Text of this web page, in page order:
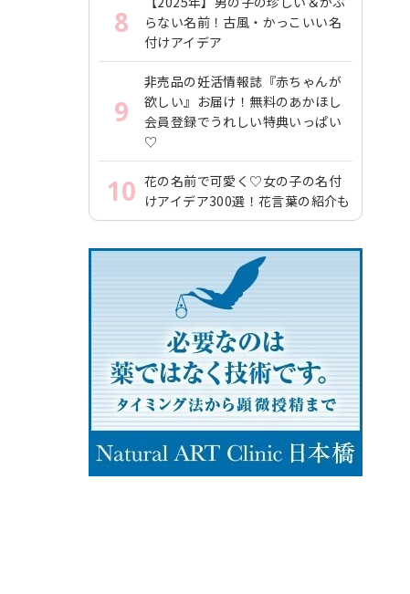
8
らない名前！古風・かっこいい名
付けアイデア
9
非売品の妊活情報誌『赤ちゃんが
欲しい』お届け！無料のあかほし
会員登録でうれしい特典いっぱい
♡
10 花の名前で可愛く♡女の子の名付
けアイデア300選！花言葉の紹介も